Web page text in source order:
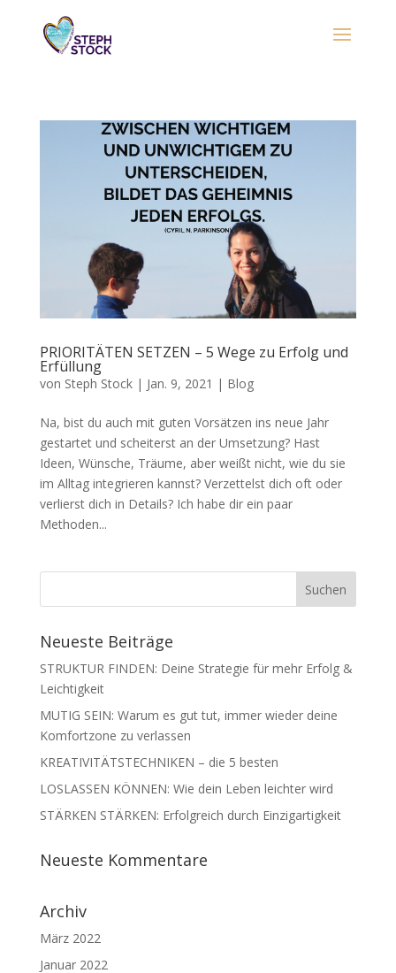
PRIORITÄTEN SETZEN – 5 Wege zu Erfolg und
Erfüllung
von Steph Stock| Jan. 9, 2021 | Blog
Na, bist du auch mit guten Vorsätzen ins neue Jahr
gestartet und scheiterst an der Umsetzung? Hast
Ideen, Wünsche, Träume, aber weißt nicht, wie du sie
im Alltag integrieren kannst? Verzettelst dich oft oder
verlierst dich in Details? Ich habe dir ein paar
Methoden...
Neueste Beiträge
STRUKTUR FINDEN: Deine Strategie für mehr Erfolg &
Leichtigkeit
MUTIG SEIN: Warum es gut tut, immer wieder deine
Komfortzone zu verlassen
KREATIVITÄTSTECHNIKEN – die 5 besten
LOSLASSEN KÖNNEN: Wie dein Leben leichter wird
STÄRKEN STÄRKEN: Erfolgreich durch Einzigartigkeit
Neueste Kommentare
Archiv
März 2022
Januar 2022